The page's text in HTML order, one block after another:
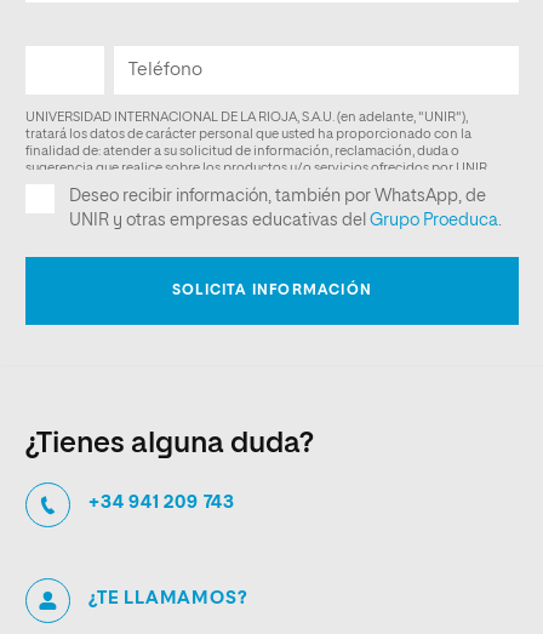
¿Tienes alguna duda?
+34 941 209 743
¿TE LLAMAMOS?